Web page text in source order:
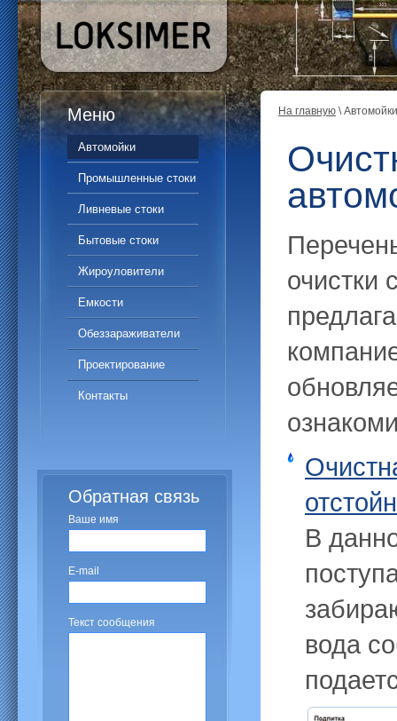
Меню
Автомойки
Промышленные стоки
Ливневые стоки
Бытовые стоки
Жироуловители
Емкости
Обеззараживатели
Проектирование
Контакты
Обратная связь
Ваше имя
E-mail
Текст сообщения
На главную \ Автомойки
очистки
В
вода